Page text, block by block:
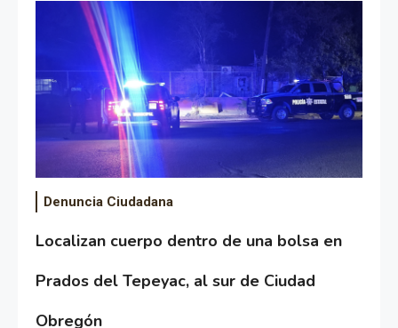
Denuncia Ciudadana
Localizan cuerpo dentro de una bolsa en
Prados del Tepeyac, al sur de Ciudad
Obregón